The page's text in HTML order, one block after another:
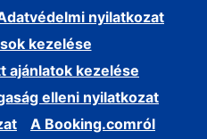
nyilatkozat
kezelése
ajánlatok kezelése
elleni nyilatkozat
A Booking.comról